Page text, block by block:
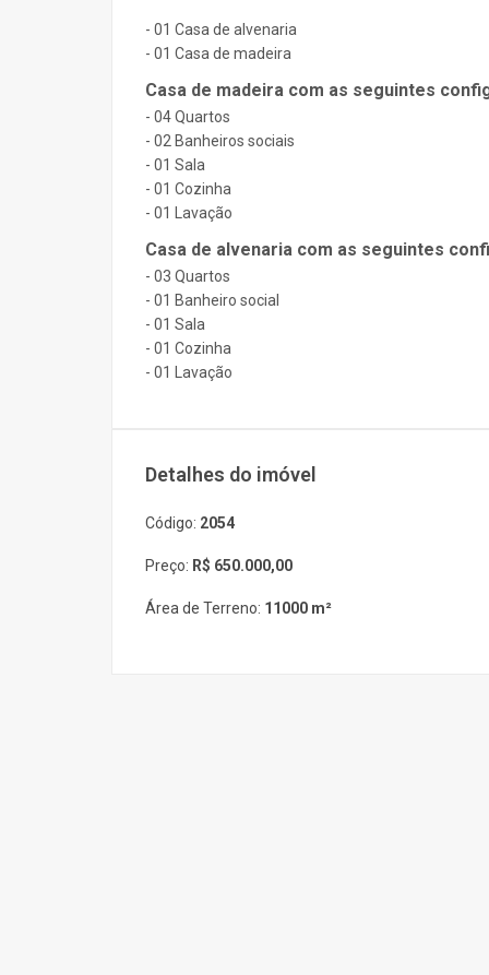
- 01 Casa de alvenaria
- 01 Casa de madeira
Casa de madeira com as seguintes
- 04 Quartos
- 02 Banheiros sociais
- 01 Sala
- 01 Cozinha
- 01 Lavação
Casa de alvenaria com as seguintes
- 03 Quartos
- 01 Banheiro social
- 01 Sala
- 01 Cozinha
- 01 Lavação
Detalhes do imóvel
Código: 2054
Preço: R$ 650.000,00
Área de Terreno: 11000 m²